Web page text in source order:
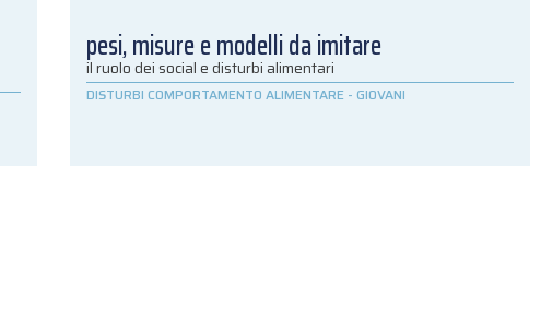
pesi, misure e modelli da imitare
il ruolo dei social e disturbi alimentari
DISTURBI COMPORTAMENTO ALIMENTARE - GIOVANI